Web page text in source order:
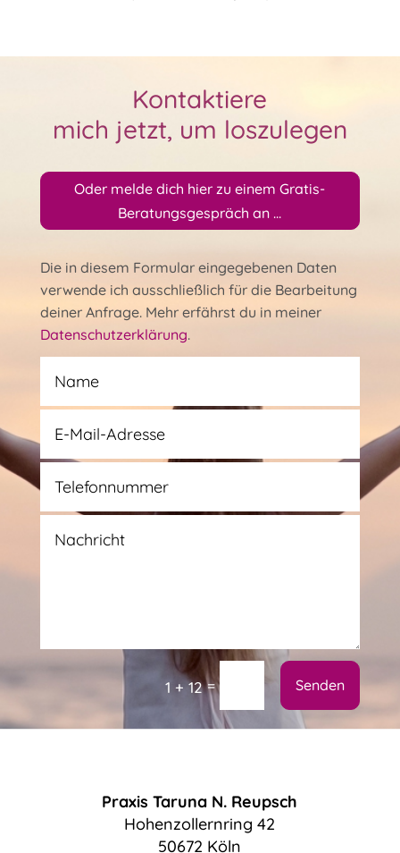
Kontaktiere
mich jetzt, um loszulegen
Oder melde dich hier zu einem Gratis-
Beratungsgespräch an ...
Die in diesem Formular eingegebenen Daten
verwende ich ausschließlich für die Bearbeitung
deiner Anfrage. Mehr erfährst du in meiner
Datenschutzerklärung.
1 + 12= Senden
Praxis Taruna N. Reupsch
Hohenzollernring 42
50672 Köln